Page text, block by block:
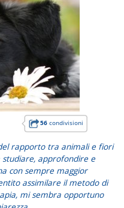
56condivisioni
rapporto tra animali e fiori
studiare, approfondire e
con sempre maggior
assimilare il metodo di
mi sembra opportuno